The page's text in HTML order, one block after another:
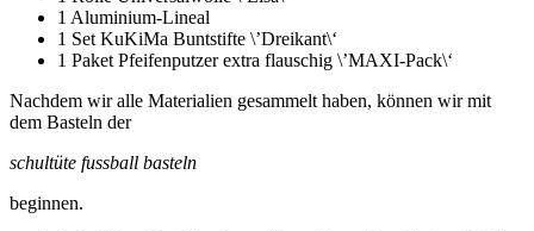
1 Aluminium-Lineal
1 Set KuKiMa Buntstifte \’Dreikant\‘
1 Paket Pfeifenputzer extra flauschig \’MAXI-Pack\‘
Nachdem wir alle Materialien gesammelt haben, können wir mit
dem Basteln der
schultüte fussball basteln
beginnen.